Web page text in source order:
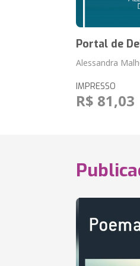
Portal de
Alessandra
IMPRESSO
R$ 81,03